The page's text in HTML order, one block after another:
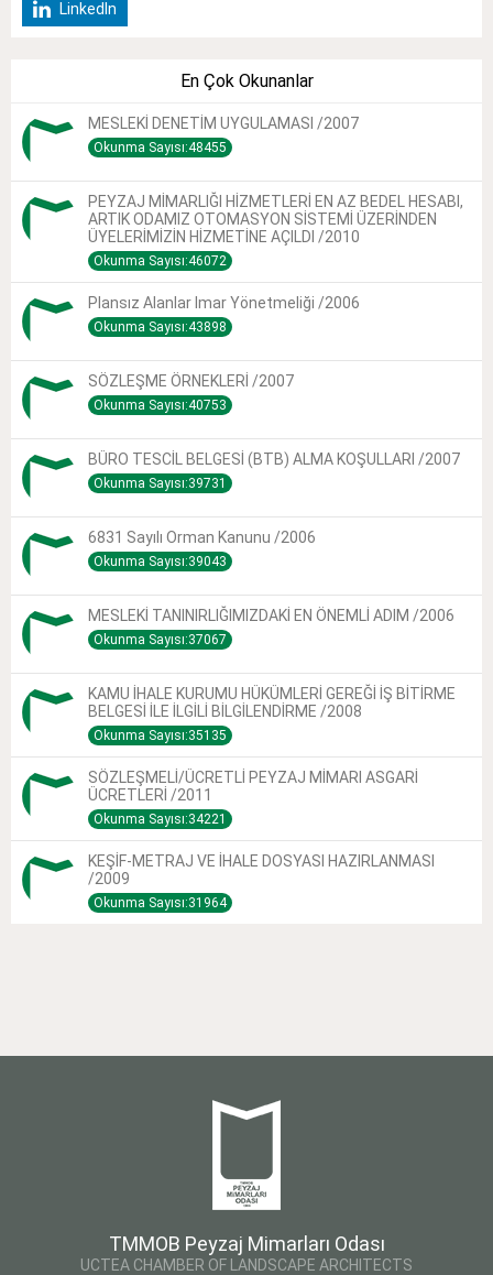
LinkedIn
En Çok Okunanlar
MESLEKİ DENETİM UYGULAMASI /2007
Okunma Sayısı:48455
PEYZAJ MİMARLIĞI HİZMETLERİ EN AZ BEDEL HESABI,
ARTIK ODAMIZ OTOMASYON SİSTEMİ ÜZERİNDEN
ÜYELERİMİZİN HİZMETİNE AÇILDI /2010
Okunma Sayısı:46072
Plansız Alanlar Imar Yönetmeliği /2006
Okunma Sayısı:43898
SÖZLEŞME ÖRNEKLERİ /2007
Okunma Sayısı:40753
BÜRO TESCİL BELGESİ (BTB) ALMA KOŞULLARI /2007
Okunma Sayısı:39731
6831 Sayılı Orman Kanunu /2006
Okunma Sayısı:39043
MESLEKİ TANINIRLIĞIMIZDAKİ EN ÖNEMLİ ADIM /2006
Okunma Sayısı:37067
KAMU İHALE KURUMU HÜKÜMLERİ GEREĞİ İŞ BİTİRME
BELGESİ İLE İLGİLİ BİLGİLENDİRME /2008
Okunma Sayısı:35135
SÖZLEŞMELİ/ÜCRETLİ PEYZAJ MİMARI ASGARİ
ÜCRETLERİ /2011
Okunma Sayısı:34221
KEŞİF-METRAJ VE İHALE DOSYASI HAZIRLANMASI
/2009
Okunma Sayısı:31964
TMMOB Peyzaj Mimarları Odası
UCTEA CHAMBER OF LANDSCAPE ARCHITECTS